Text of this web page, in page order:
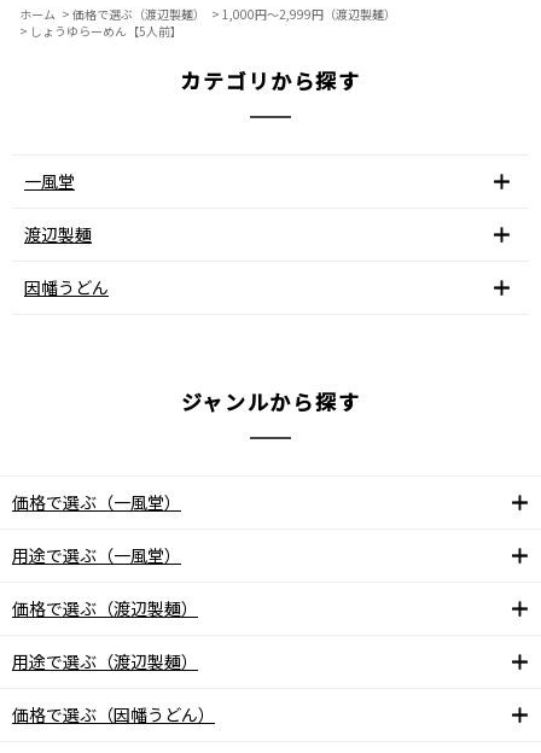
ホーム > 価格で選ぶ（渡辺製麺） > 1,000円～2,999円（渡辺製麺）
> しょうゆらーめん【5人前】
カテゴリから探す
一風堂
渡辺製麺
因幡うどん
ジャンルから探す
価格で選ぶ（一風堂）
用途で選ぶ（一風堂）
価格で選ぶ（渡辺製麺）
用途で選ぶ（渡辺製麺）
価格で選ぶ（因幡うどん）